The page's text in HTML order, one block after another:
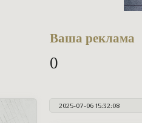
Ваша реклама
0
2025-07-06 15:32:08